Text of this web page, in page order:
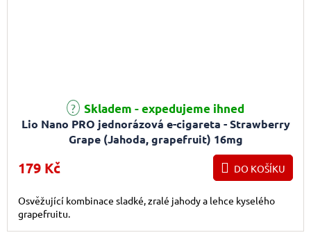
Lio Nano PRO jednorázová e-cigareta - Strawberry
Grape (Jahoda, grapefruit) 16mg
Skladem - expedujeme ihned
179 Kč DO KOŠÍKU
Osvěžující kombinace sladké, zralé jahody a lehce kyselého
grapefruitu.